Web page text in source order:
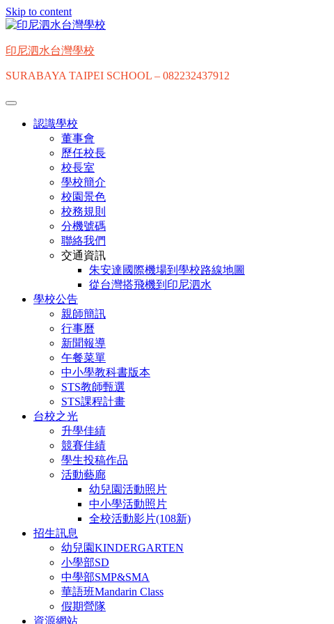
Skip to content
印尼泗水台灣學校
SURABAYA TAIPEI SCHOOL – 082232437912
認識學校
董事會
歷任校長
校長室
學校簡介
校園景色
校務規則
分機號碼
聯絡我們
交通資訊
朱安達國際機場到學校路線地圖
從台灣搭飛機到印尼泗水
學校公告
親師簡訊
行事曆
新聞報導
午餐菜單
中小學教科書版本
STS教師甄選
STS課程計畫
台校之光
升學佳績
競賽佳績
學生投稿作品
活動藝廊
幼兒園活動照片
中小學活動照片
全校活動影片(108新)
招生訊息
幼兒園KINDERGARTEN
小學部SD
中學部SMP&SMA
華語班Mandarin Class
假期營隊
資源網站